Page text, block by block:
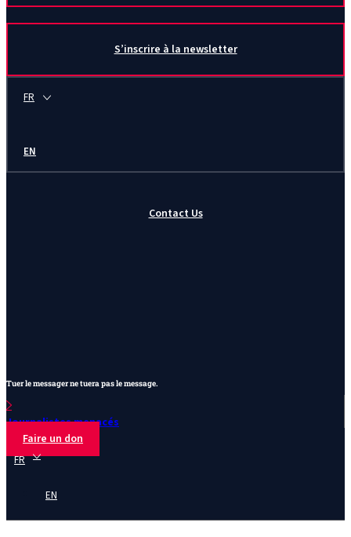
S’inscrire à la newsletter
FR
EN
Contact Us
Tuer le messager ne tuera pas le message.
Journalistes menacés
Faire un don
FR
EN